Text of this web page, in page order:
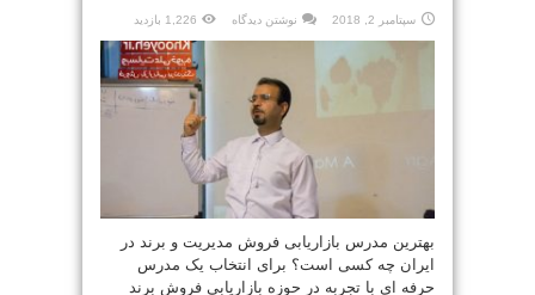
سپتامبر 2, 2018 نوشتن دیدگاه 1,226 بازدید
بهترین مدرس بازاریابی فروش مدیریت و برند در
ایران چه کسی است؟ برای انتخاب یک مدرس
حرفه ای با تجربه در حوزه بازاریابی فروش برند